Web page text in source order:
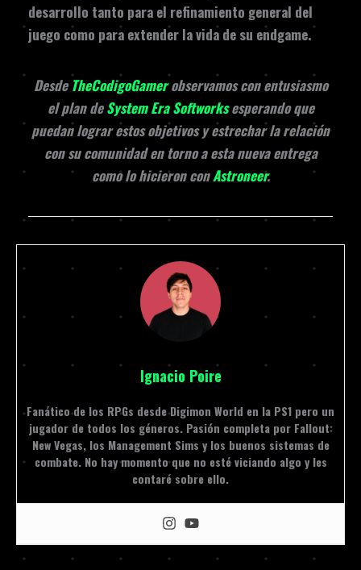
desarrollo tanto para el refinamiento general del
juego como para extender la vida de su endgame.
Desde TheCodigoGamerobservamos con entusiasmo
el plan deSystem Era Softworksesperando que
puedan lograr estos objetivos y estrechar la relación
con su comunidad en torno a esta nueva entrega
como lo hicieron conAstroneer.
Ignacio Poire
Fanático de los RPGs desde Digimon World en la PS1 pero un
jugador de todos los géneros. Pasión completa por Fallout:
New Vegas, los Management Sims y los buenos sistemas de
combate. No hay momento que no esté viciando algo y les
contaré sobre ello.